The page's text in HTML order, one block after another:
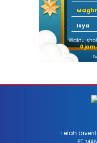
Isya
Waktu
0 jam
Telah